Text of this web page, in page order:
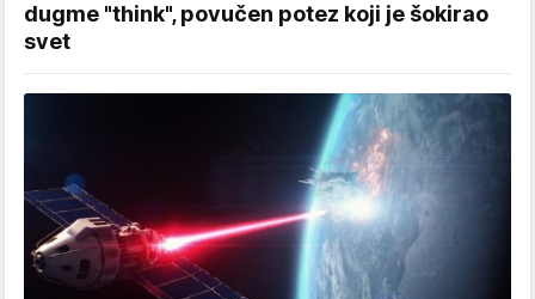
dugme "think", povučen potez koji je šokirao
svet